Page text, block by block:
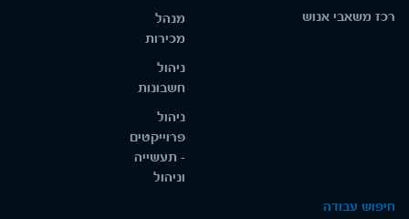
אנגלית ברמה גבוהה.
רכז משאבי אנוש
מנהל
מכירות
ניהול
חשבונות
ניהול
פרוייקטים
- תעשייה
וניהול
חיפוש עבודה